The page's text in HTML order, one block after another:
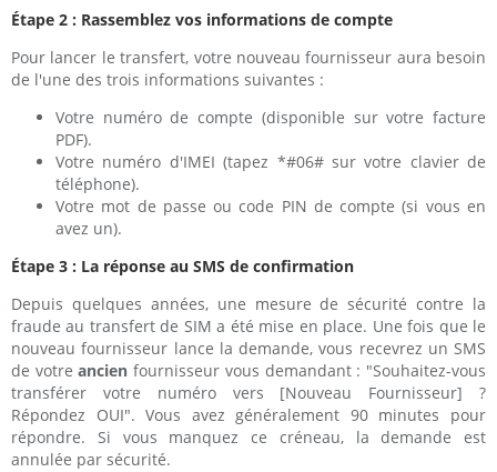
Étape 2 : Rassemblez vos informations de compte
Pour lancer le transfert, votre nouveau fournisseur aura besoin
de l'une des trois informations suivantes :
Votre numéro de compte (disponible sur votre facture
PDF).
Votre numéro d'IMEI (tapez *#06# sur votre clavier de
téléphone).
Votre mot de passe ou code PIN de compte (si vous en
avez un).
Étape 3 : La réponse au SMS de confirmation
Depuis quelques années, une mesure de sécurité contre la
fraude au transfert de SIM a été mise en place. Une fois que le
nouveau fournisseur lance la demande, vous recevrez un SMS
de votreancien fournisseur vous demandant : "Souhaitez-vous
transférer votre numéro vers [Nouveau Fournisseur] ?
Répondez OUI". Vous avez généralement 90 minutes pour
répondre. Si vous manquez ce créneau, la demande est
annulée par sécurité.